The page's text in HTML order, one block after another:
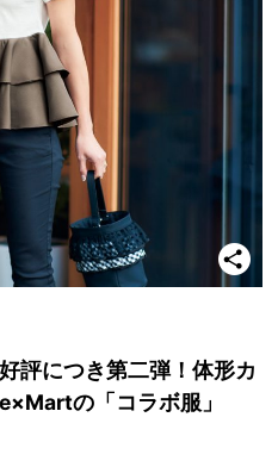
評につき第二弾！体形カ
の「コラボ服」